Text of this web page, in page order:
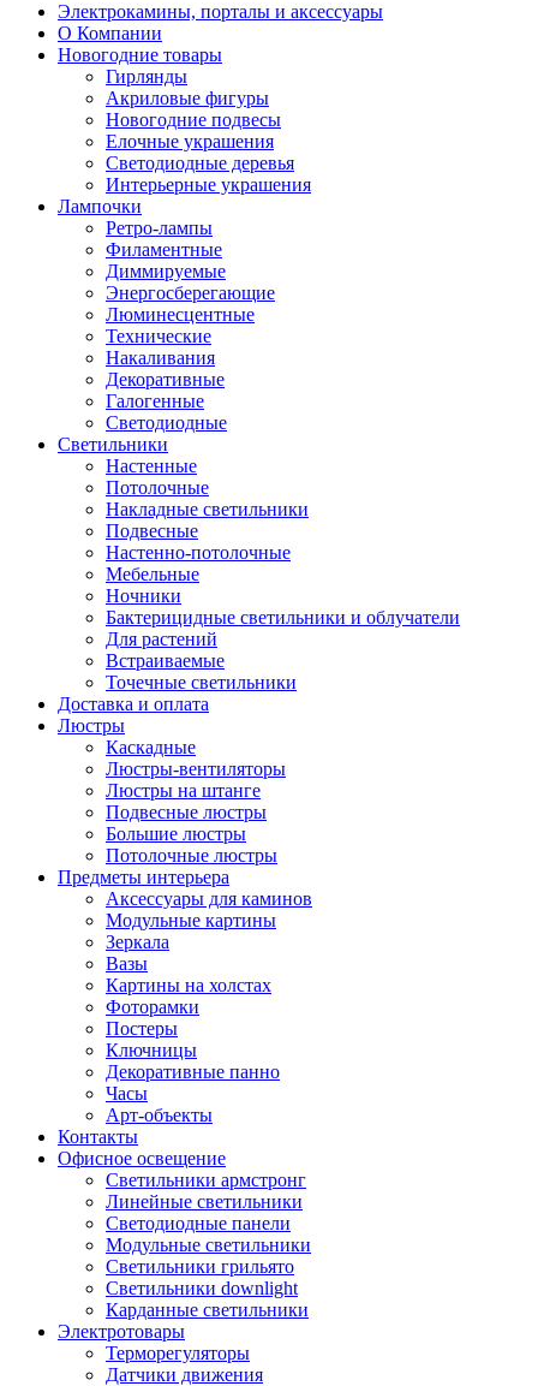
Электрокамины, порталы и аксессуары
О Компании
Новогодние товары
Гирлянды
Акриловые фигуры
Новогодние подвесы
Елочные украшения
Светодиодные деревья
Интерьерные украшения
Лампочки
Ретро-лампы
Филаментные
Диммируемые
Энергосберегающие
Люминесцентные
Технические
Накаливания
Декоративные
Галогенные
Светодиодные
Светильники
Настенные
Потолочные
Накладные светильники
Подвесные
Настенно-потолочные
Мебельные
Ночники
Бактерицидные светильники и облучатели
Для растений
Встраиваемые
Точечные светильники
Доставка и оплата
Люстры
Каскадные
Люстры-вентиляторы
Люстры на штанге
Подвесные люстры
Большие люстры
Потолочные люстры
Предметы интерьера
Аксессуары для каминов
Модульные картины
Зеркала
Вазы
Картины на холстах
Фоторамки
Постеры
Ключницы
Декоративные панно
Часы
Арт-объекты
Контакты
Офисное освещение
Светильники армстронг
Линейные светильники
Светодиодные панели
Модульные светильники
Светильники грильято
Светильники downlight
Карданные светильники
Электротовары
Терморегуляторы
Датчики движения